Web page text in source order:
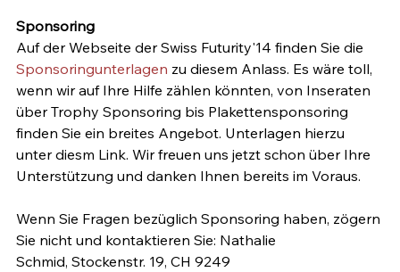
Auf der Webseite der Swiss Futurity'14 finden Sie die
Sponsoringunterlagen zu diesem Anlass. Es wäre toll,
wenn wir auf Ihre Hilfe zählen könnten, von Inseraten
über Trophy Sponsoring bis Plakettensponsoring
finden Sie ein breites Angebot. Unterlagen hierzu
unter diesm Link. Wir freuen uns jetzt schon über Ihre
Unterstützung und danken Ihnen bereits im Voraus.
Wenn Sie Fragen bezüglich Sponsoring haben, zögern
Sie nicht und kontaktieren Sie: Nathalie
Schmid, Stockenstr. 19, CH 9249